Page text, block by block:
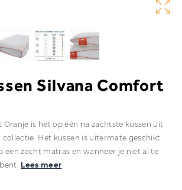
Silvana Comfort
Oranje is het op één na zachtste kussen uit
collectie. Het kussen is uitermate geschikt
een zacht matras en wanneer je niet al te
Lees meer